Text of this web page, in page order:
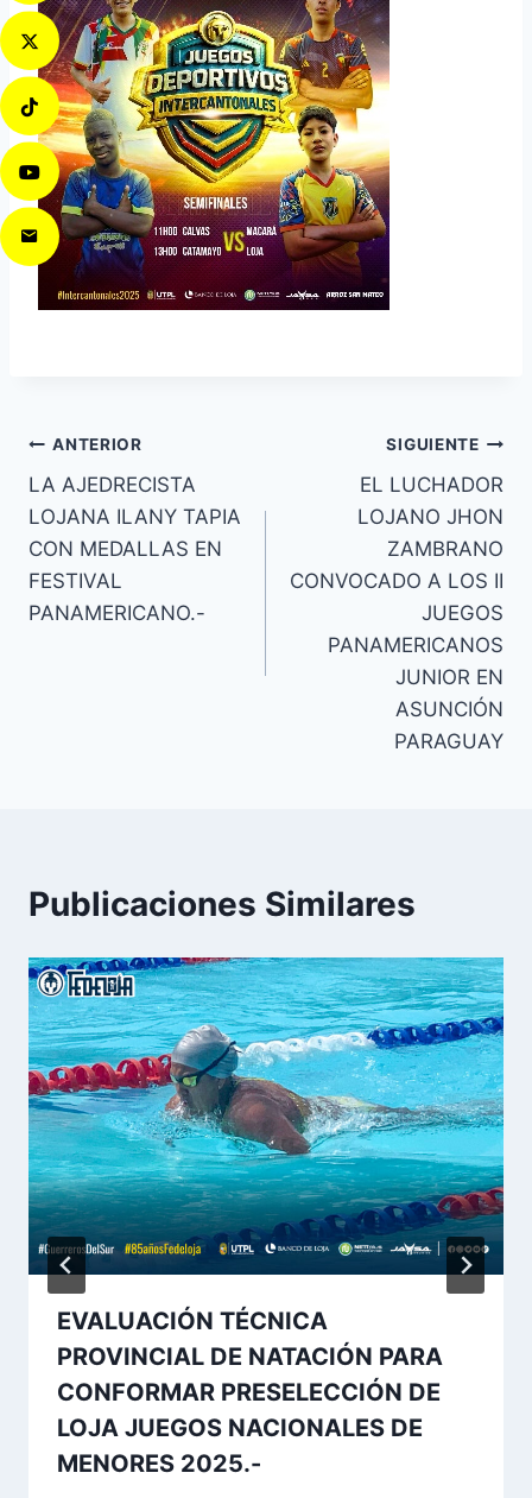
ANTERIOR
LA AJEDRECISTA
LOJANA ILANY TAPIA
CON MEDALLAS EN
FESTIVAL
PANAMERICANO.-
SIGUIENTE
EL LUCHADOR
LOJANO JHON
ZAMBRANO
CONVOCADO A LOS II
JUEGOS
PANAMERICANOS
JUNIOR EN
ASUNCIÓN
PARAGUAY
Publicaciones Similares
EVALUACIÓN TÉCNICA
PROVINCIAL DE NATACIÓN PARA
CONFORMAR PRESELECCIÓN DE
LOJA JUEGOS NACIONALES DE
MENORES 2025.-